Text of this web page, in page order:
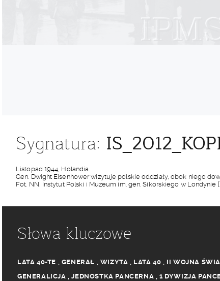
Sygnatura:
Listopad 1944, Holandia.
Gen. Dwight Eisenhower wizytuje polskie oddziały, obok niego
Fot. NN, Instytut Polski i Muzeum im. gen. Sikorskiego w Londynie
Słowa kluczowe
LATA 40-TE , GENERAŁ , WIZYTA , LATA 40 , II WOJNA
GENERALICJA ,JEDNOSTKA PANCERNA ,1 DYWIZJA